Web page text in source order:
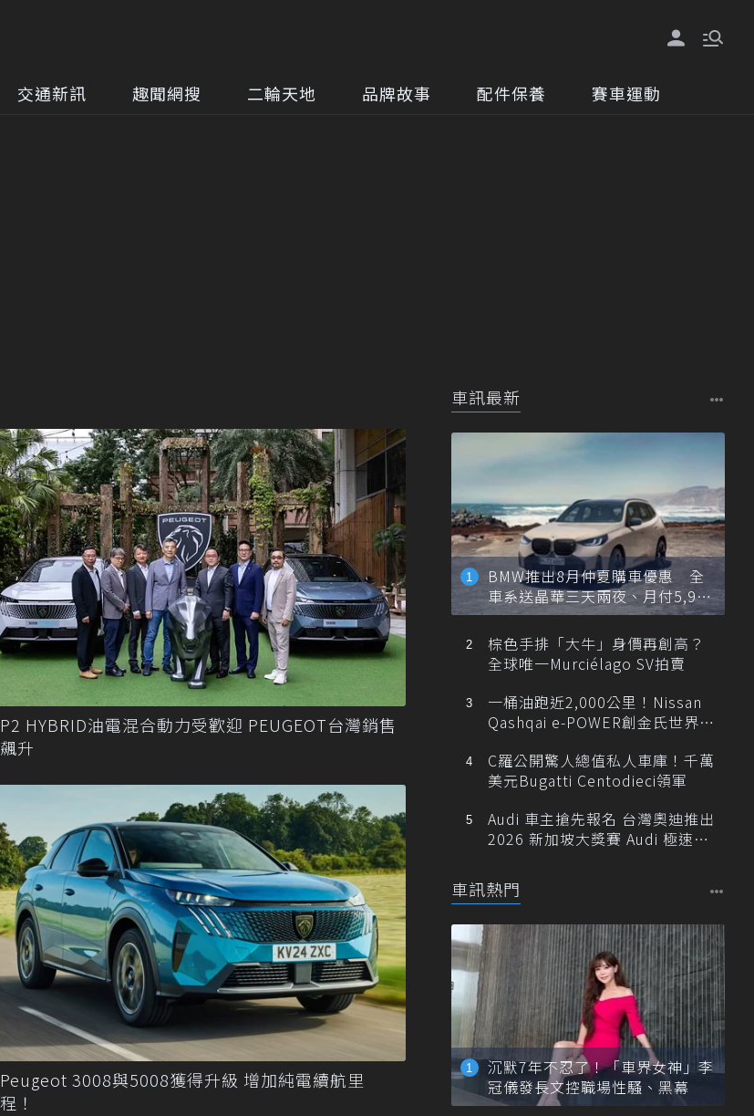
交通新訊 趣聞網搜 二輪天地 品牌故事 配件保養 賽車運動
P2 HYBRID油電混合動力受歡迎 PEUGEOT台灣銷售
飆升
Peugeot 3008與5008獲得升級 增加純電續航里
程！
車訊最新
BMW推出8月仲夏購車優惠 全
車系送晶華三天兩夜、月付5,900
元起
棕色手排「大牛」身價再創高？
全球唯一Murciélago SV拍賣
一桶油跑近2,000公里！Nissan
Qashqai e-POWER創金氏世界紀
C羅公開驚人總值私人車庫！千萬
美元Bugatti Centodieci領軍
Audi 車主搶先報名 台灣奧迪推出
2026 新加坡大獎賽 Audi 極速之
車訊熱門
沉默7年不忍了！「車界女神」李
冠儀發長文控職場性騷、黑幕